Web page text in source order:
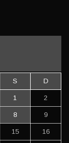
S D
1 2
8 9
15 16